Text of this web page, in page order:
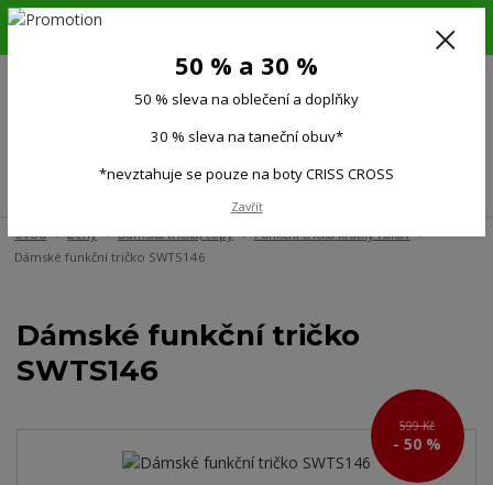
6.-16.8.26. DOVOLENÁ !!! 50 % SLEVA na všechno oblečení a doplňky !!!
(Po-Pá 9:00-15.00)
Úvod Ženy Dámská trička, topy
Funkční trička krátký rukáv
Dámské funkční tričko SWTS146
Dámské funkční tričko
SWTS146
599 Kč
- 50 %
50 % a 30 %
50 % sleva na oblečení a doplňky
30 % sleva na taneční obuv*
*nevztahuje se pouze na boty CRISS CROSS
Zavřít